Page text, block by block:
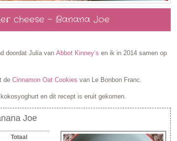
cheese – Banana Joe
doordat Julia van Abbot Kinney’s en ik in 2014 samen op
de Cinnamon Oat Cookies van Le Bonbon Franc.
en dit recept is eruit gekomen.
Joe
Totaal